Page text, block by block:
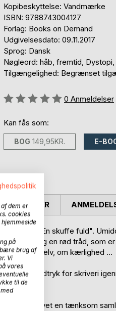
Kopibeskyttelse: Vandmærke
ISBN: 9788743004127
Forlag: Books on Demand
Udgivelsesdato: 09.11.2017
Sprog: Dansk
Nøgleord: håb, fremtid,
Tilgængelighed: Begrænset
Anmeldelse::
0 Anmeldelser
Kan fås som:
BOG 149,95KR. E-
i "En skuffe fuld".
omkring en rød tråd, som
finde sig selv, om kærlighed ...
er både udtryk for skriveri
fuld" skrevet en tænksom
SKRIVER
dem er
cookies
på
brug af
Vi
vores
til de